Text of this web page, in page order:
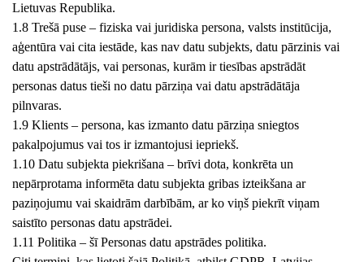
Lietuvas Republika.
1.8 Trešā puse – fiziska vai juridiska persona, valsts institūcija,
aģentūra vai cita iestāde, kas nav datu subjekts, datu pārzinis vai
datu apstrādātājs, vai personas, kurām ir tiesības apstrādāt
personas datus tieši no datu pārziņa vai datu apstrādātāja
pilnvaras.
1.9 Klients – persona, kas izmanto datu pārziņa sniegtos
pakalpojumus vai tos ir izmantojusi iepriekš.
1.10 Datu subjekta piekrišana – brīvi dota, konkrēta un
nepārprotama informēta datu subjekta gribas izteikšana ar
paziņojumu vai skaidrām darbībām, ar ko viņš piekrīt viņam
saistīto personas datu apstrādei.
1.11 Politika – šī Personas datu apstrādes politika.